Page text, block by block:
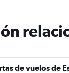
de vuelos de